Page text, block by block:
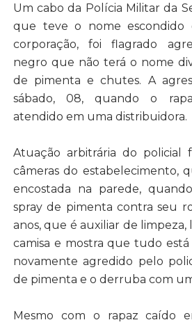
Um cabo da Polícia Militar da
que teve o nome escondido
corporação, foi flagrado
negro que não terá o nome
de pimenta e chutes. A
sábado, 08, quando o
atendido em uma distribuidora.
Atuação arbitrária do policial
câmeras do estabelecimento,
encostada na parede,
spray de pimenta contra seu
anos, que é auxiliar de limpeza,
camisa e mostra que tudo
novamente agredido pelo
de pimenta e o derruba com
Mesmo com o rapaz caído